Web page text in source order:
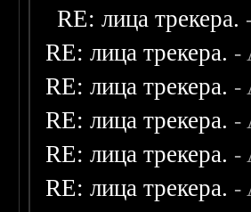
RE: лица трекера.
RE: лица трекера. -
RE: лица трекера. -
RE: лица трекера. -
RE: лица трекера. -
RE: лица трекера. -